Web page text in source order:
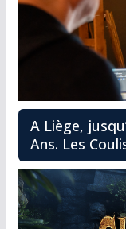
A Liège,
Ans. Les